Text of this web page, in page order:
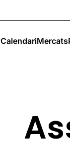
CalendariMercats